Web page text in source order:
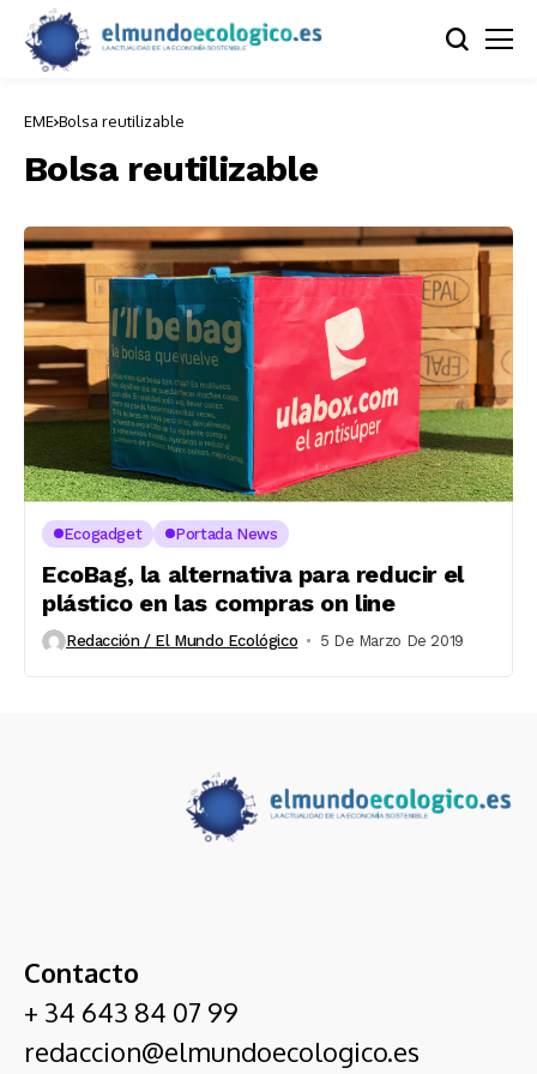
EME Bolsa reutilizable
Bolsa reutilizable
Ecogadget Portada News
EcoBag, la alternativa para reducir el
plástico en las compras on line
Redacción / El Mundo Ecológico 5 De Marzo De 2019
Contacto
+ 34 643 84 07 99
redaccion@elmundoecologico.es